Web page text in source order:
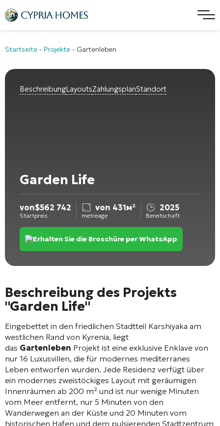
Startseite - Projekte - Gartenleben
BeschreibungLayoutsZahlungsplanStandort
Garden Life
von$562 742
Startpreis
von 431м²
metreage
2025
Bereitschaft
Erhalten Sie die Broschüre per WhatsApp
Beschreibung des Projekts
"Garden Life"
Eingebettet in den friedlichen Stadtteil Karshiyaka am
westlichen Rand von Kyrenia, liegt
das Gartenleben Projekt ist eine exklusive Enklave von
nur 16 Luxusvillen, die für modernes mediterranes
Leben entworfen wurden. Jede Residenz verfügt über
ein modernes zweistöckiges Layout mit geräumigen
Innenräumen ab 200 m² und ist nur wenige Minuten
vom Meer entfernt, nur 5 Minuten von den
Wanderwegen an der Küste und 20 Minuten vom
historischen Hafen und dem pulsierenden Stadtzentrum